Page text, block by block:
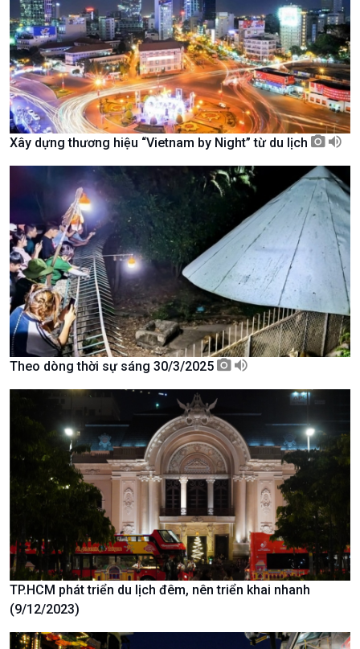
Pháp luật và đời sống
Kinh tế
Tin Kinh tế
Trước giờ mở cửa
Dòng chảy Kinh tế
Sức sống hàng Việt
Khởi nghiệp
Tuyên chiến với gian lận
thương mại
Nông nghiệp & Biển đảo
Tin Nông nghiệp & Biển
đảo
Mùa vàng
Biển đảo Việt Nam
Tâm tình biên giới và hải
đảo
Tìm hiểu biển, đảo Việt
Nam
Xây dựng thương hiệu “Vietnam by Night” từ du lịch
Theo dòng thời sự sáng 30/3/2025
TP.HCM phát triển du lịch đêm, nên triển khai nhanh
(9/12/2023)